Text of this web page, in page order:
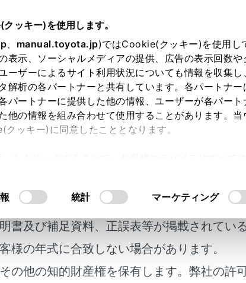
ッキー)を使用します。
、 manual.toyota.jp)ではCookie(クッキー)を使用し
表示、ソーシャルメディアの提供、広告の表示回数や
ーザーによるサイト利用状況についても情報を収集し
解析の各パートナーと共有しています。各パートナ
パートナーに提供した他の情報、ユーザーが各パート
他の情報を組み合わせて使用することがあります。
ッキー)に同意したこととなります。
統計 マーケティング
各種設定および登録 サウンド＆メディア設定
整する
オ選択]にタッチします。
整したいソースにタッチします。
タッチします。
ドのときに、ボタンが表示されます。
書及び補足資料、正誤表等が掲載されてい
様の年式に合致しない場合があります。
の他の知的財産権を保有します。弊社の許